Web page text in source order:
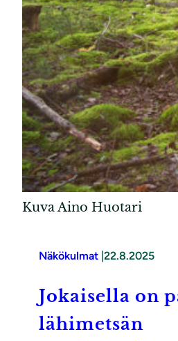
Kuva Aino Huotari
Näkökulmat 22.8.2025
Jokaisella on
lähimetsän